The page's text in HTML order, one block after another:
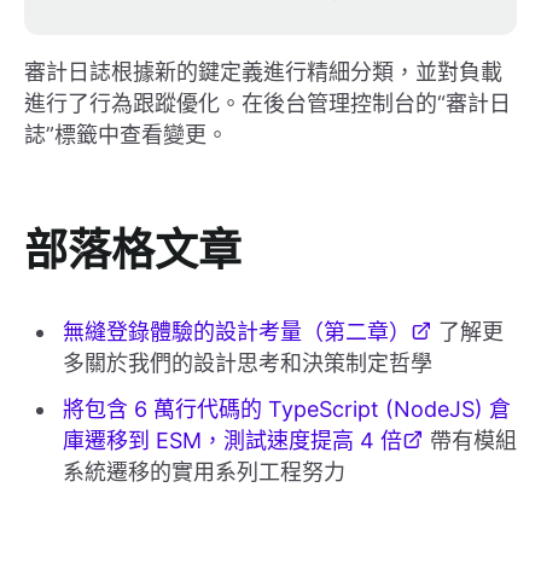
審計日誌根據新的鍵定義進行精細分類，並對負載
進行了行為跟蹤優化。在後台管理控制台的“審計日
誌”標籤中查看變更。
部落格文章
無縫登錄體驗的設計考量（第二章）
了解更
多關於我們的設計思考和決策制定哲學
將包含 6 萬行代碼的 TypeScript (NodeJS) 倉
庫遷移到 ESM，測試速度提高 4 倍
帶有模組
系統遷移的實用系列工程努力